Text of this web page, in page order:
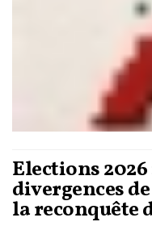
Elections
divergences
la reconquête